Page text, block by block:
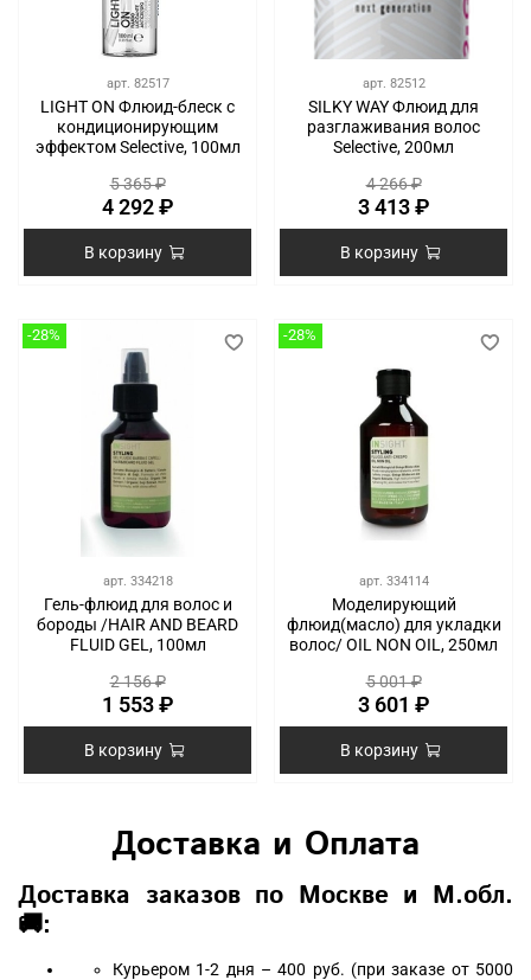
арт. 82517
LIGHT ON Флюид-блеск с
кондиционирующим
эффектом Selective, 100мл
5 365 ₽
4 292 ₽
В корзину
арт. 82512
SILKY WAY Флюид для
разглаживания волос
Selective, 200мл
4 266 ₽
3 413 ₽
В корзину
-28%
арт. 334218
Гель-флюид для волос и
бороды /HAIR AND BEARD
FLUID GEL, 100мл
2 156 ₽
1 553 ₽
В корзину
-28%
арт. 334114
Моделирующий
флюид(масло) для укладки
волос/ OIL NON OIL, 250мл
5 001 ₽
3 601 ₽
В корзину
Доставка и Оплата
Доставка заказов по Москве и М.обл.
🚚:
Курьером 1-2 дня – 400 руб. (при заказе от 5000